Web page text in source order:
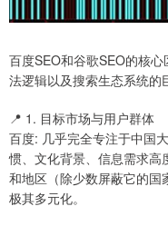
百度SEO和谷歌SEO的核
法逻辑以及搜索生态系统的
📍 1. 目标市场与用户群体
百度: 几乎完全专注于中国
惯、文化背景、信息需求高
和地区（除少数屏蔽它的国
极其多元化。